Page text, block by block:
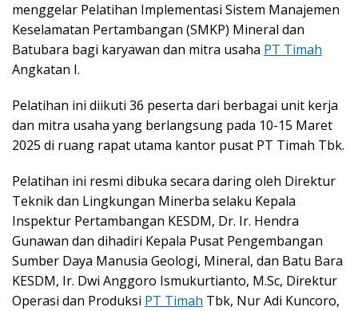
menggelar Pelatihan Implementasi Sistem Manajemen
Keselamatan Pertambangan (SMKP) Mineral dan
Batubara bagi karyawan dan mitra usaha PT Timah
Angkatan I.
Pelatihan ini diikuti 36 peserta dari berbagai unit kerja
dan mitra usaha yang berlangsung pada 10-15 Maret
2025 di ruang rapat utama kantor pusat PT Timah Tbk.
Pelatihan ini resmi dibuka secara daring oleh Direktur
Teknik dan Lingkungan Minerba selaku Kepala
Inspektur Pertambangan KESDM, Dr. Ir. Hendra
Gunawan dan dihadiri Kepala Pusat Pengembangan
Sumber Daya Manusia Geologi, Mineral, dan Batu Bara
KESDM, Ir. Dwi Anggoro Ismukurtianto, M.Sc, Direktur
Operasi dan Produksi PT Timah Tbk, Nur Adi Kuncoro,